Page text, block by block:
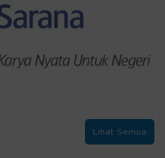
Lihat Semua